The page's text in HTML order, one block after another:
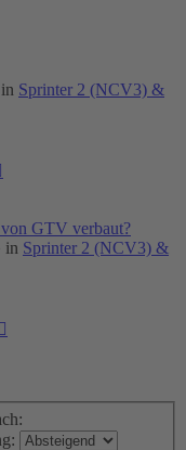
Sprinter 2 (NCV3) &
GTV verbaut?
in Sprinter 2 (NCV3) &